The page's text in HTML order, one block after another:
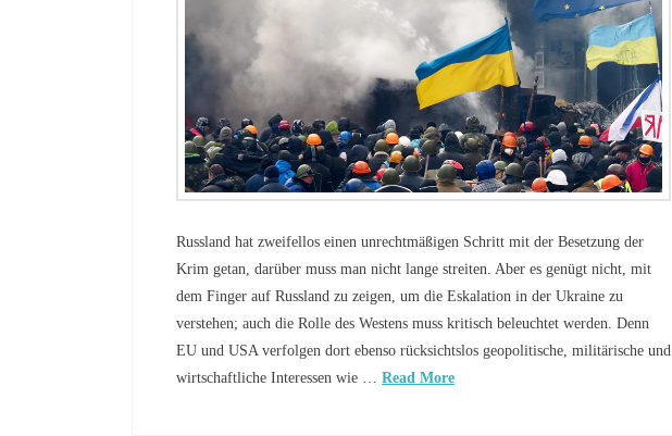
Russland hat zweifellos einen unrechtmäßigen Schritt mit der Besetzung der
Krim getan, darüber muss man nicht lange streiten. Aber es genügt nicht, mit
dem Finger auf Russland zu zeigen, um die Eskalation in der Ukraine zu
verstehen; auch die Rolle des Westens muss kritisch beleuchtet werden. Denn
EU und USA verfolgen dort ebenso rücksichtslos geopolitische, militärische und
wirtschaftliche Interessen wie …Read More